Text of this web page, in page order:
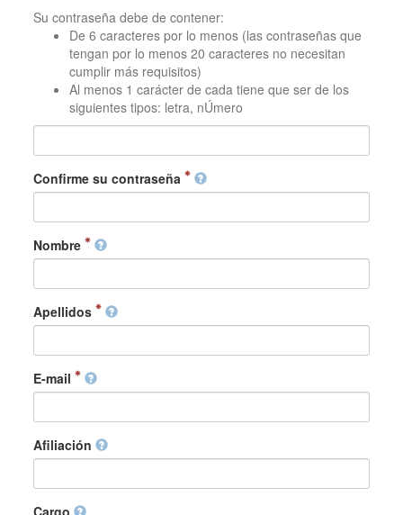
Su contraseña debe de contener:
De 6 caracteres por lo menos (las contraseñas que
tengan por lo menos 20 caracteres no necesitan
cumplir más requisitos)
Al menos 1 carácter de cada tiene que ser de los
siguientes tipos: letra, nÚmero
Confirme su contraseña
Nombre
Apellidos
E-mail
Afiliación
Cargo